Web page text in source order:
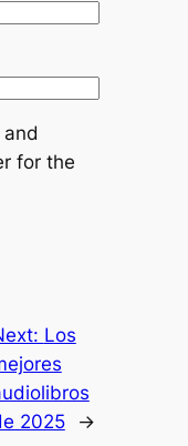
for the
Los
2025
→